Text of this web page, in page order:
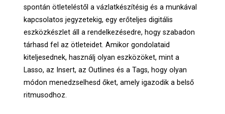
spontán ötleteléstől a vázlatkészítésig és a munkával
kapcsolatos jegyzetekig, egy erőteljes digitális
eszközkészlet áll a rendelkezésedre, hogy szabadon
tárhasd fel az ötleteidet. Amikor gondolataid
kiteljesednek, használj olyan eszközöket, mint a
Lasso, az Insert, az Outlines és a Tags, hogy olyan
módon menedzselhesd őket, amely igazodik a belső
ritmusodhoz.